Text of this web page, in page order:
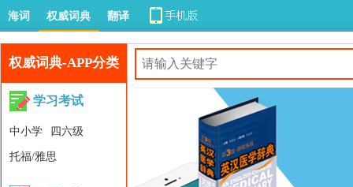
海词 权威词典 翻译
权威词典-APP分类
学习考试
中小学 四六级
托福/雅思